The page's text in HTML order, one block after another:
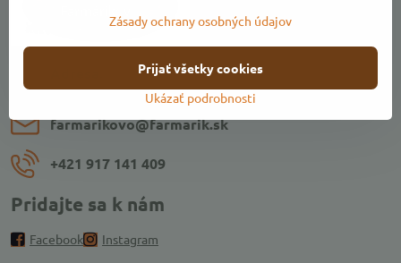
Ulica k Váhu, areál Farmárikovo, 018 53 Bolešov
farmarikovo​@farmarik​.sk
+421 917 141 409
Pridajte sa k nám
Facebook Instagram
Zásady ochrany osobných údajov
Ukázať podrobnosti
Prijať všetky cookies